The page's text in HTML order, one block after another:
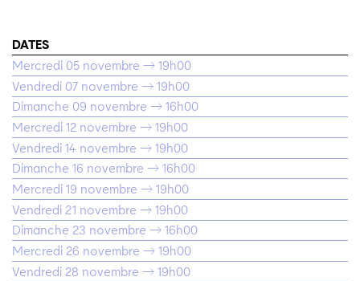
DATES
Mercredi 05 novembre → 19h00
Vendredi 07 novembre → 19h00
Dimanche 09 novembre → 16h00
Mercredi 12 novembre → 19h00
Vendredi 14 novembre → 19h00
Dimanche 16 novembre → 16h00
Mercredi 19 novembre → 19h00
Vendredi 21 novembre → 19h00
Dimanche 23 novembre → 16h00
Mercredi 26 novembre → 19h00
Vendredi 28 novembre → 19h00